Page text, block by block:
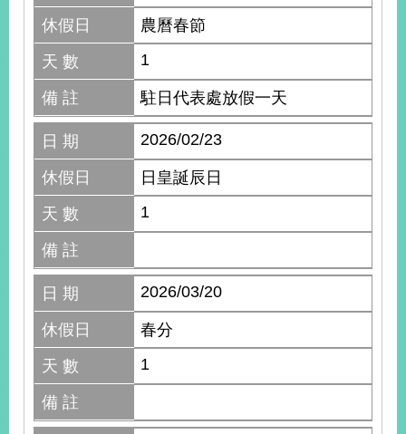
休假日
農曆春節
天 數
1
備 註 駐日代表處放假一天
日 期 2026/02/23
休假日
日皇誕辰日
天 數
1
備 註
日 期 2026/03/20
休假日
春分
天 數
1
備 註